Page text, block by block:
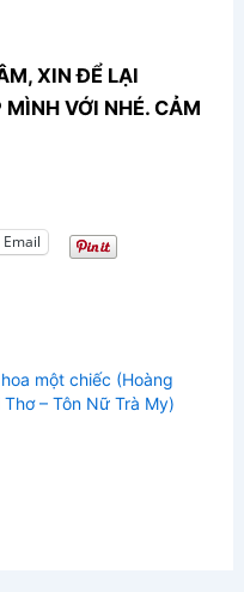
XIN ĐỂ LẠI
VỚI NHÉ. CẢM
Email
một chiếc (Hoàng
Thơ – Tôn Nữ Trà My)